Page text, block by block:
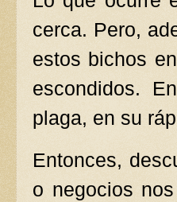
cerca. Pero,
estos bichos
escondidos.
plaga, en su
Entonces,
o negocios